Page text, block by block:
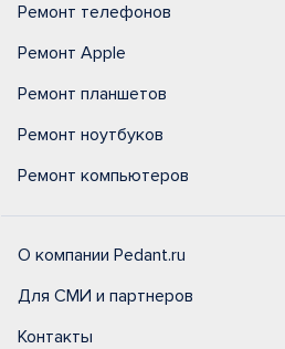
Ремонт телефонов
Ремонт Apple
Ремонт планшетов
Ремонт ноутбуков
Ремонт компьютеров
О компании Pedant.ru
Для СМИ и партнеров
Контакты